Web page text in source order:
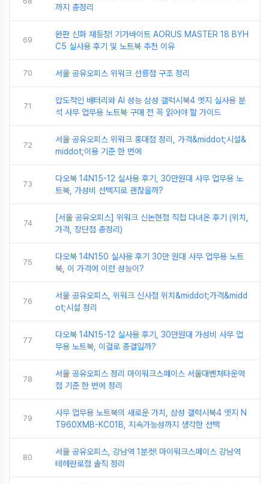
까지 총정리
69
완판 신화 재등장! 기가바이트 AORUS MASTER 18 BYH
C5 실사용 후기 및 노트북 추천 이유
70 서울 공유오피스 위워크 선릉점 구조 정리
71
압도적인 배터리와 AI 성능 삼성 갤럭시북4 엣지 실사용 분
석 사무 업무용 노트북 구매 전 꼭 읽어야 할 가이드
72
서울 공유오피스 위워크 홍대점 정리, 가격&middot;시설&
middot;이용 기준 한 번에
73
다오북 14N15-12 실사용 후기, 30만원대 사무 업무용 노
트북, 가성비 선택지로 괜찮을까?
74
[서울 공유오피스] 위워크 신논현점 직접 다녀온 후기 (위치,
가격, 장단점 총정리)
75
다오북 14N150 실사용 후기 30만 원대 사무 업무용 노트
북, 이 가격에 이런 성능이?
76
서울 공유오피스, 위워크 신사점 위치&middot;가격&midd
ot;시설 정리
77
다오북 14N15-12 실사용 후기, 30만원대 가성비 사무 업
무용 노트북, 이걸로 종결일까?
78
서울 공유오피스 정리 마이워크스페이스 서울대벤처타운역
점 기준 한 번에 정리
79
사무 업무용 노트북의 새로운 가치, 삼성 갤럭시북4 엣지 N
T960XMB-KC01B, 지속가능성까지 생각한 선택
80
서울 공유오피스, 강남역 1분컷! 마이워크스페이스 강남역
테헤란로점 솔직 정리